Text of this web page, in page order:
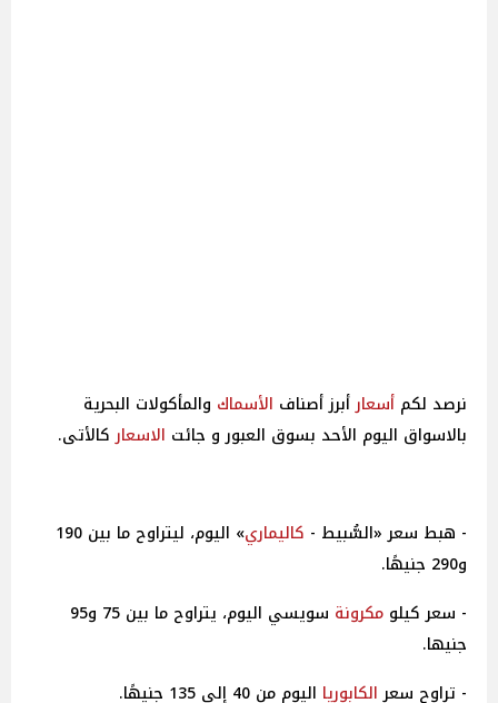
نرصد لكم أسعارأبرز أصناف الأسماك والمأكولات البحرية
بالاسواق اليوم الأحد بسوق العبور و جائت الاسعاركالأتى.
- هبط سعر «السُّبيط - كاليماري
» اليوم، ليتراوح ما بين 190
و290 جنيهًا.
- سعر كيلو مكرونة
سويسي اليوم، يتراوح ما بين 75 و95
جنيها.
- تراوح سعرالكابوريا اليوم من 40 إلى 135 جنيهًا.